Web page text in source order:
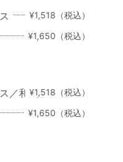
¥1,518（税込）
¥1,650（税込）
／和風ソース
¥1,518（税込）
¥1,650（税込）